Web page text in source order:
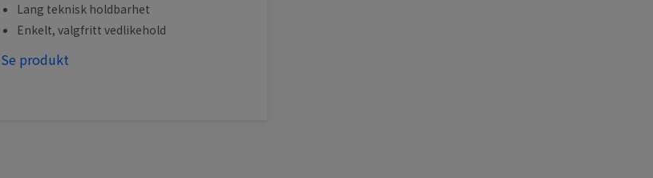
Lang teknisk holdbarhet
Enkelt, valgfritt vedlikehold
Se produkt